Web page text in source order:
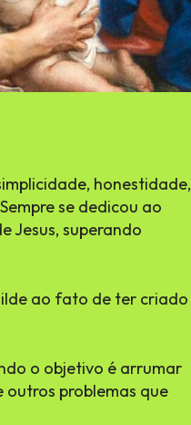
honestidade,
se dedicou ao
Jesus, superando
ao fato de ter criado
o objetivo é arrumar
problemas que